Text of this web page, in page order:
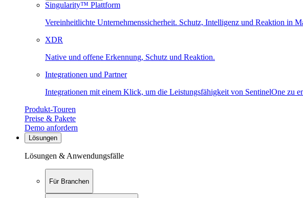
Singularity™ Plattform
Vereinheitlichte Unternehmenssicherheit. Schutz, Intelligenz und Reaktion in
XDR
Native und offene Erkennung, Schutz und Reaktion.
Integrationen und Partner
Integrationen mit einem Klick, um die Leistungsfähigkeit von SentinelOne zu
Produkt-Touren
Preise & Pakete
Demo anfordern
Lösungen
Lösungen & Anwendungsfälle
Für Branchen